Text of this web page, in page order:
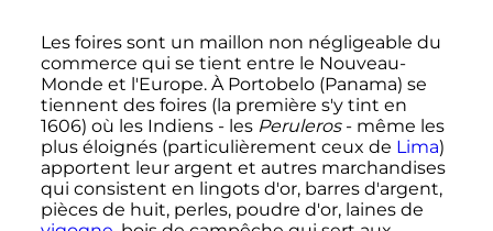
Les foires sont un maillon non négligeable du
commerce qui se tient entre le Nouveau-
Monde et l'Europe. À Portobelo (Panama) se
tiennent des foires (la première s'y tint en
1606) où les Indiens - les Peruleros- même les
plus éloignés (particulièrement ceux de Lima)
apportent leur argent et autres marchandises
qui consistent en lingots d'or, barres d'argent,
pièces de huit, perles, poudre d'or, laines de